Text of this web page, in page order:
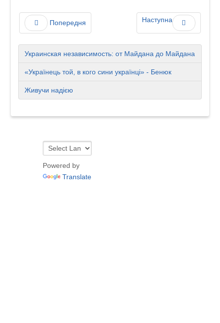
Попередня Наступна
Украинская независимость: от Майдана до Майдана
«Українець той, в кого сини українці» - Бенюк
Живучи надією
Powered by
Translate